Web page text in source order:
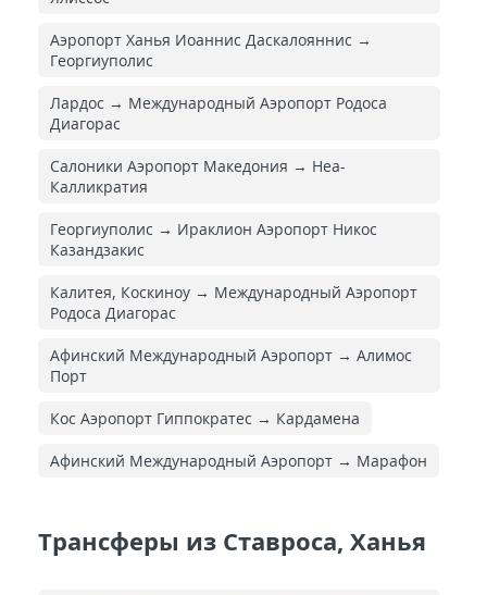
Аэропорт Ханья Иоаннис Даскалояннис →
Георгиуполис
Лардос → Международный Аэропорт Родоса
Диагорас
Салоники Аэропорт Македония → Неа-
Калликратия
Георгиуполис → Ираклион Аэропорт Никос
Казандзакис
Калитея, Коскиноу → Международный Аэропорт
Родоса Диагорас
Афинский Международный Аэропорт → Алимос
Порт
Кос Аэропорт Гиппократес → Кардамена
Афинский Международный Аэропорт → Марафон
Трансферы из Ставроса, Ханья